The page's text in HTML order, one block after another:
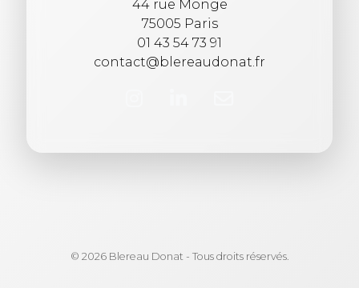
44 rue Monge
75005 Paris
01 43 54 73 91
contact@blereaudonat.fr
© 2026 Blereau Donat - Tous droits réservés.